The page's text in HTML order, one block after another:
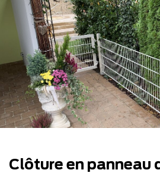
Clôture en panneau